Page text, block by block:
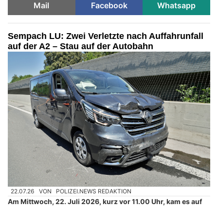
Mail
Facebook Whatsapp
Sempach LU: Zwei Verletzte nach Auffahrunfall
auf der A2 – Stau auf der Autobahn
22.07.26 VON POLIZEI.NEWS REDAKTION
Am Mittwoch, 22. Juli 2026, kurz vor 11.00 Uhr, kam es auf